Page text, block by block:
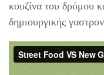
κουζίνα του δρόμου
δημιουργικής